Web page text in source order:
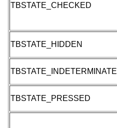
TBSTATE_CHECKED
TBSTATE_HIDDEN
TBSTATE_INDETERMINATE
TBSTATE_PRESSED